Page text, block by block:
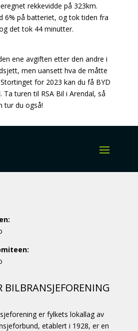
rekkevidde på 323km.
6% på batteriet, og tok tiden fra
det tok 44 minutter.
ene avgiften etter den andre i
men uansett hva de måtte
for 2023 kan du få BYD
turen til RSA Bil i Arendal, så
tur du også!
BILBRANSJEFORENING
er fylkets lokallag av
etablert i 1928, er en